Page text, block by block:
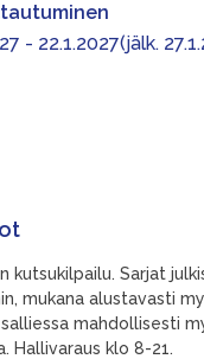
- 22.1.2027(jälk.
kutsukilpailu. Sarjat
mukana alustavasti
mahdollisesti
Hallivaraus klo 8-21.